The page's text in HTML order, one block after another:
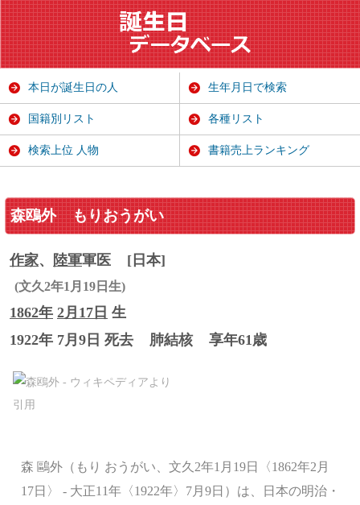
森鴎外 もりおうがい
作家、 陸軍軍医 [日本]
(文久2年1月19日生)
1862年 2月17日 生
1922年 7月9日 死去
肺結核 享年61歳
森 鷗外（もり おうがい、文久2年1月19日〈1862年2月
17日〉 - 大正11年〈1922年〉7月9日）は、日本の明治・
本日が誕生日の人 生年月日で検索
国籍別リスト 各種リスト
検索上位 人物 書籍売上ランキング